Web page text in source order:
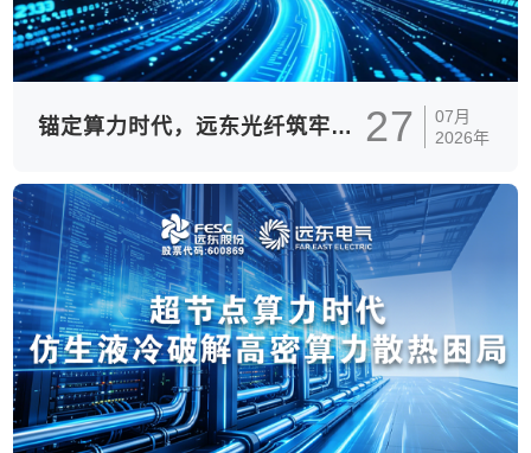
锚定算力时代，远东光纤筑牢数字基建 “光脉” 27
07月
2026年